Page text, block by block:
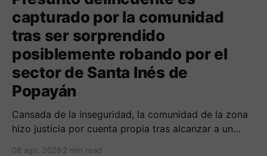
capturado por la comunidad
tras ser sorprendido
posiblemente robando por el
sector de Santa Inés de
Popayán
Cansada de la inseguridad, la comunidad de la zona
hizo justicia por cuenta propia tras alcanzar a un
08 ago. 2026 2 min read